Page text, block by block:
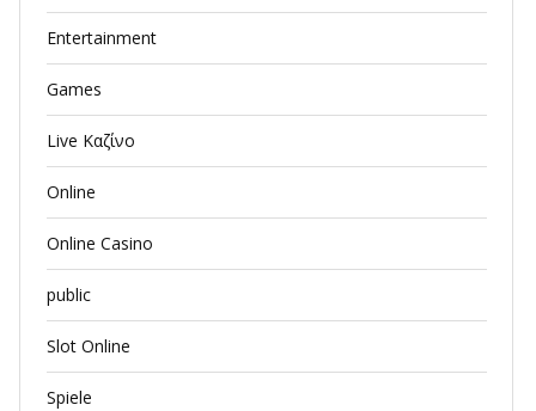
Entertainment
Games
Live Καζίνο
Online
Online Casino
public
Slot Online
Spiele